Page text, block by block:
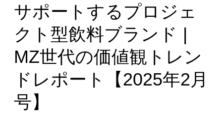
サポートするプロジェ
クト型飲料ブランド |
MZ世代の価値観トレン
ドレポート【2025年2月
号】